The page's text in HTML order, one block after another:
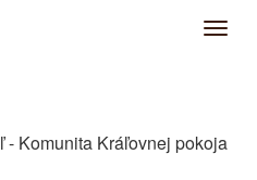
- Komunita Kráľovnej pokoja